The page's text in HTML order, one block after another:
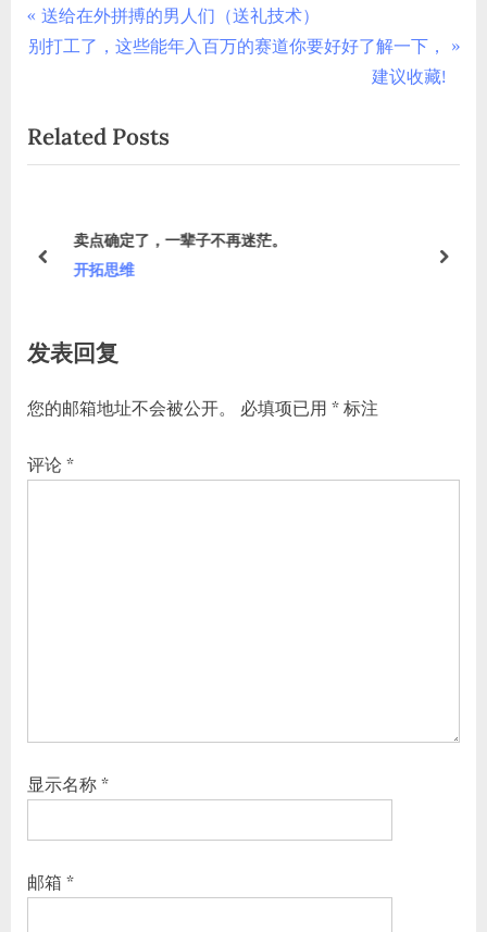
文
章
航
P
r
i
o
P
t
送给在外拼搏的男人们（送礼技术）
N
t
P
别打工了，这些能年入百万的赛道你要好好了解一下，
建议收藏!
Related Posts
卖点确定了，一辈子不再迷茫。
开拓思维
prev next
发表回复
您的邮箱地址不会被公开。 必填项已用 * 标注
评论 *
显示名称 *
邮箱 *